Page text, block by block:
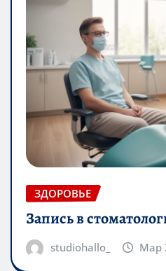
ЗДОРОВЬЕ
Запись в
studiohallo_ Мар